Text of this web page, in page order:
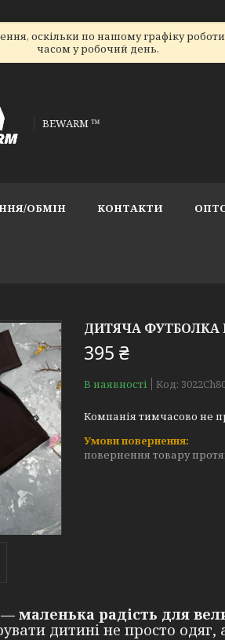
оскільки по нашому графіку
часом у робочий день.
BEWARM ™
ОБМІН КОНТАКТИ
ДИТЯЧА ФУТБОЛКА
395 ₴
В наявності Код:
Компанія тимчасово не
повернення товару
— маленька радість для
дитині не просто одяг,